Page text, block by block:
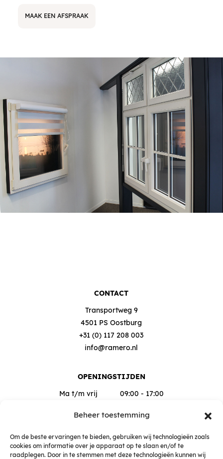
Beheer toestemming
Om de beste ervaringen te bieden, gebruiken wij technologieën zoals
cookies om informatie over je apparaat op te slaan en/of te
raadplegen. Door in te stemmen met deze technologieën kunnen wij
MAAK EEN AFSPRAAK
CONTACT
Transportweg 9
4501 PS Oostburg
+31 (0) 117 208 003
info@ramero.nl
OPENINGSTIJDEN
Ma t/m vrij
09:00 - 17:00
Buiten deze tijden op afspraak